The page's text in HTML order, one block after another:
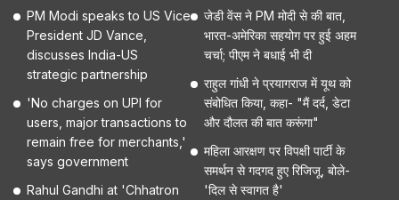
PM Modi speaks to US Vice
President JD Vance,
discusses India-US
strategic partnership
'No charges on UPI for
users, major transactions to
remain free for merchants,'
says government
Rahul Gandhi at 'Chhatron
जेडी वेंस ने PM मोदी से की बात,
भारत-अमेरिका सहयोग पर हुई अहम
चर्चा; पीएम ने बधाई भी दी
राहुल गांधी ने प्रयागराज में यूथ को
संबोधित किया, कहा- "मैं दर्द, डेटा
और दौलत की बात करूंगा"
महिला आरक्षण पर विपक्षी पार्टी के
समर्थन से गदगद हुए रिजिजू, बोले-
'दिल से स्वागत है'